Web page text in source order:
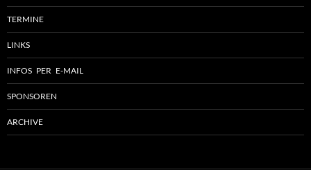
TERMINE
LINKS
INFOS PER E-MAIL
SPONSOREN
ARCHIVE